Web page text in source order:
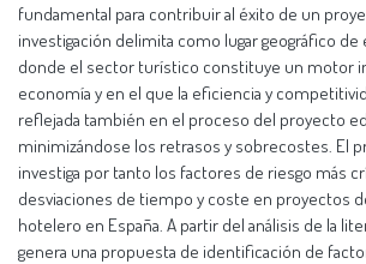
fundamental para contribuir al éxito de un
investigación delimita como lugar geográfico de
donde el sector turístico constituye un motor
economía y en el que la eficiencia y
reflejada también en el proceso del proyecto
minimizándose los retrasos y sobrecostes. El
investiga por tanto los factores de riesgo más
desviaciones de tiempo y coste en proyectos
hotelero en España. A partir del análisis de la
genera una propuesta de identificación de